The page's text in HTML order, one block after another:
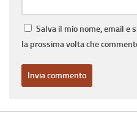
Salva il mio nome, email e
la prossima volta che